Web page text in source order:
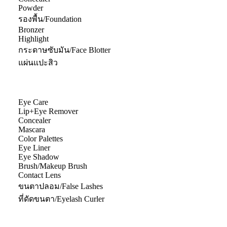
Powder
รองพื้น/Foundation
Bronzer
Highlight
กระดาษซับมัน/Face Blotter
แผ่นแปะสิว
Eye Care
Lip+Eye Remover
Concealer
Mascara
Color Palettes
Eye Liner
Eye Shadow
Brush/Makeup Brush
Contact Lens
ขนตาปลอม/False Lashes
ที่ดัดขนตา/Eyelash Curler